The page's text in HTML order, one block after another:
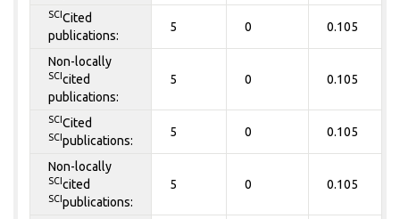
SCICited
publications:
5 0 0.105
Non-locally
SCIcited
publications:
5 0 0.105
SCICited
SCIpublications:
5 0 0.105
Non-locally
SCIcited
SCIpublications:
5 0 0.105